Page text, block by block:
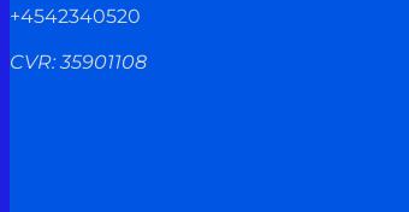
+4542340520
CVR: 35901108